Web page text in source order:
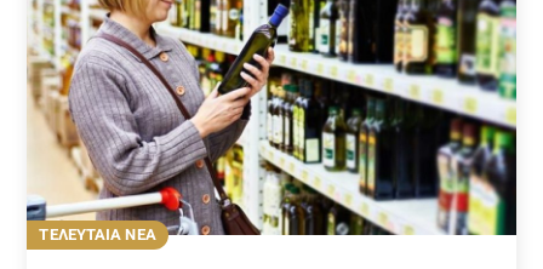
ΤΕΛΕΥΤΑΙΑ ΝΕΑ